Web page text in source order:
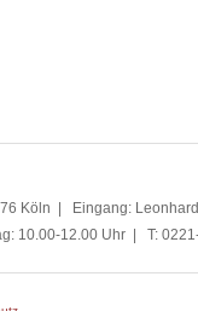
Köln | Eingang:
10.00-12.00 Uhr | T: